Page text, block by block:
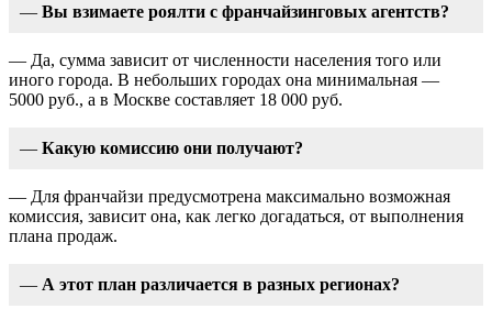
— Вы взимаете роялти с франчайзинговых агентств?
— Да, сумма зависит от численности населения того или
иного города. В небольших городах она минимальная —
5000 руб., а в Москве составляет 18 000 руб.
— Какую комиссию они получают?
— Для франчайзи предусмотрена максимально возможная
комиссия, зависит она, как легко догадаться, от выполнения
плана продаж.
— А этот план различается в разных регионах?